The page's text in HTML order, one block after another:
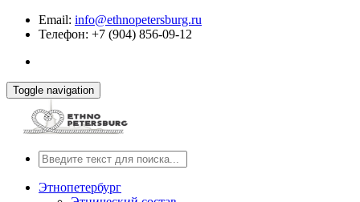
Email: info@ethnopetersburg.ru
Телефон: +7 (904) 856-09-12
Toggle navigation
Этнопетербург